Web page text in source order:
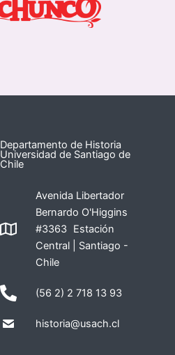
Departamento de Historia
Universidad de Santiago de
Chile
Avenida Libertador
Bernardo O'Higgins
#3363 Estación
Central | Santiago -
Chile
(56 2) 2 718 13 93
historia@usach.cl